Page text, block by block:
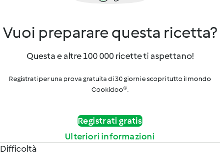
Vuoi preparare questa ricetta?
Questa e altre 100 000 ricette ti aspettano!
Registrati per una prova gratuita di 30 giorni e scopri tutto il mondo
Cookidoo®.
Registrati gratis
Ulteriori informazioni
Difficoltà